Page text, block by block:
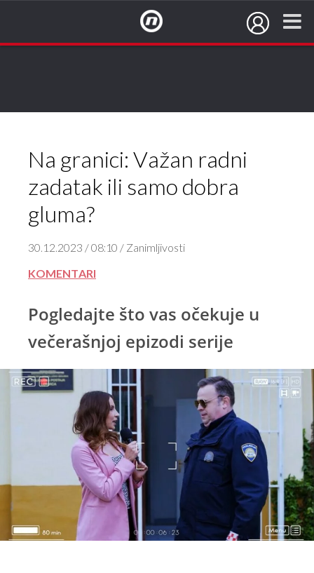
Na granici: Važan radni
zadatak ili samo dobra
gluma?
30.12.2023 / 08:10 / Zanimljivosti
KOMENTARI
Pogledajte što vas očekuje u
večerašnjoj epizodi serije